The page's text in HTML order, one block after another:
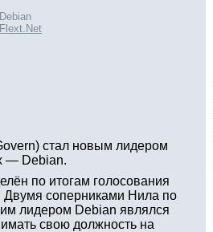
стал новым лидером
— Debian.
по итогам голосования
Двумя соперниками Нила по
лидером Debian являлся
свою должность на